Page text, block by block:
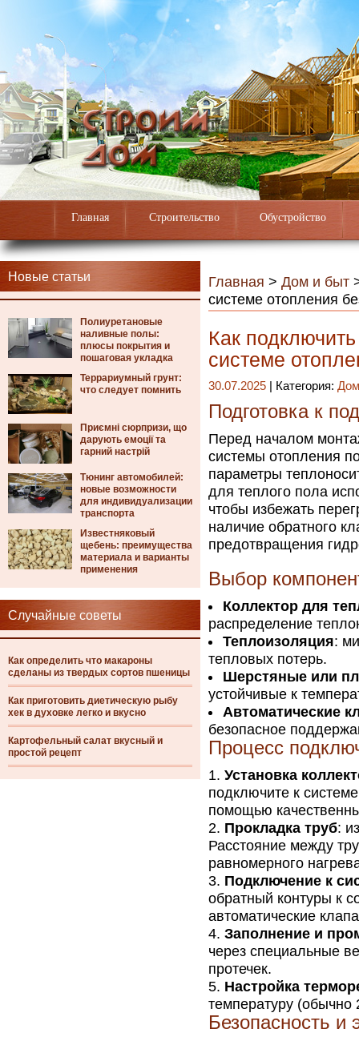
Главная Строительство Обустройство
Новые статьи
Полиуретановые
наливные полы:
плюсы покрытия и
пошаговая укладка
Террариумный грунт:
что следует помнить
Приємні сюрпризи, що
дарують емоції та
гарний настрій
Тюнинг автомобилей:
новые возможности
для индивидуализации
транспорта
Известняковый
щебень: преимущества
материала и варианты
применения
Случайные советы
Как определить что макароны
сделаны из твердых сортов пшеницы
Как приготовить диетическую рыбу
хек в духовке легко и вкусно
Картофельный салат вкусный и
простой рецепт
Главная > Дом и быт
системе отопления
Как
системе
30.07.2025 | Категория:
Подготовка к
Перед началом
системы отопления
параметры
для теплого пола
чтобы избежать
наличие обратного
предотвращения
Выбор
Коллектор для
распределение
Теплоизоляция:
тепловых потерь.
Шерстяные или
устойчивые к
Автоматические
безопасное
Процесс
Установка
подключите к
помощью
Прокладка труб:
Расстояние между
равномерного
Подключение к
обратный контуры к
автоматические
Заполнение и
через специальные
протечек.
Настройка
температуру (обычно
Безопасность и